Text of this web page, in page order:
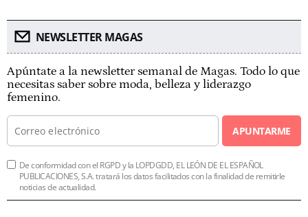
NEWSLETTER MAGAS
Apúntate a la newsletter semanal de Magas. Todo lo que
necesitas saber sobre moda, belleza y liderazgo
femenino.
APUNTARME
De conformidad con el RGPD y la LOPDGDD, EL LEÓN DE EL ESPAÑOL
PUBLICACIONES, S.A. tratará los datos facilitados con la finalidad de remitirle
noticias de actualidad.